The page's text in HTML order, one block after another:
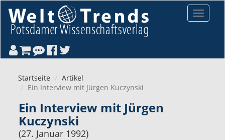
Toggle
Startseite
Artikel
Ein Interview mit Jürgen Kuczynski
Ein Interview mit Jürgen
Kuczynski
(27. Januar 1992)